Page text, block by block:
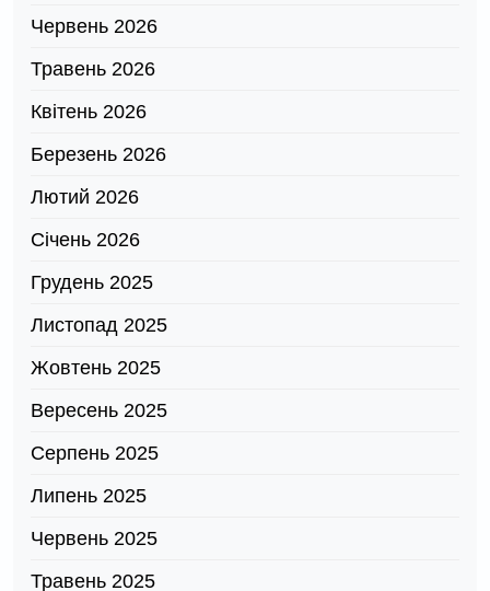
Червень 2026
Травень 2026
Квітень 2026
Березень 2026
Лютий 2026
Січень 2026
Грудень 2025
Листопад 2025
Жовтень 2025
Вересень 2025
Серпень 2025
Липень 2025
Червень 2025
Травень 2025